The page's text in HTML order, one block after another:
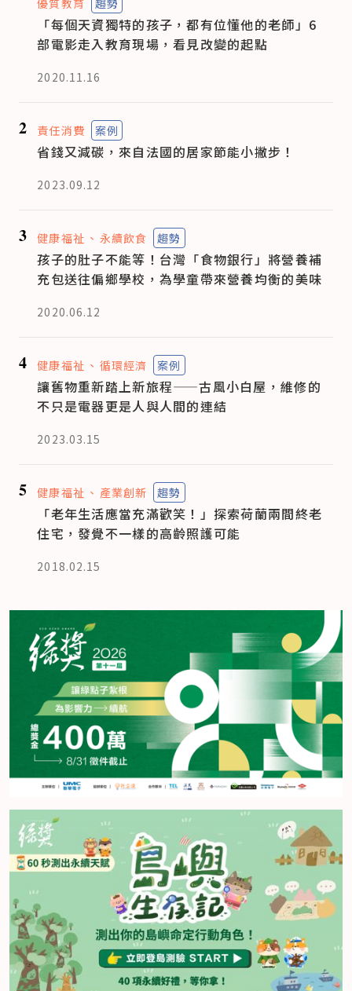
「每個天資獨特的孩子，都有位懂他的老師」6
部電影走入教育現場，看見改變的起點
2020.11.16
2 責任消費 案例
省錢又減碳，來自法國的居家節能小撇步！
2023.09.12
3 健康福祉 永續飲食 趨勢
孩子的肚子不能等！台灣「食物銀行」將營養補
充包送往偏鄉學校，為學童帶來營養均衡的美味
2020.06.12
4 健康福祉 循環經濟 案例
讓舊物重新踏上新旅程——古風小白屋，維修的
不只是電器更是人與人間的連結
2023.03.15
5 健康福祉 產業創新 趨勢
「老年生活應當充滿歡笑！」探索荷蘭兩間終老
住宅，發覺不一樣的高齡照護可能
2018.02.15